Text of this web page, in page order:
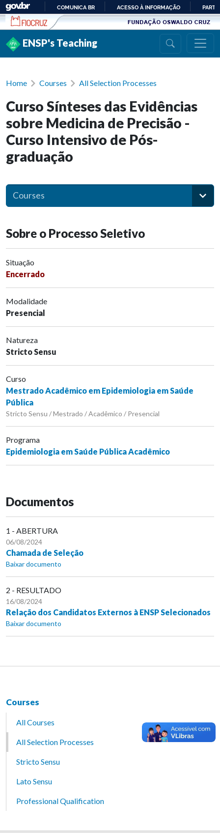
Ir para conteúdo
PARA
COMUNICA BR ACESSO À INFORMAÇÃO
ENSP's Teaching
Home Courses All Selection Processes
Curso Sínteses das Evidências
sobre Medicina de Precisão -
Curso Intensivo de Pós-
graduação
Courses
Sobre o Processo Seletivo
Situação
Encerrado
Modalidade
Presencial
Natureza
Stricto Sensu
Curso
Mestrado Acadêmico em Epidemiologia em Saúde
Pública
Stricto Sensu / Mestrado / Acadêmico / Presencial
Programa
Epidemiologia em Saúde Pública Acadêmico
Documentos
1 - ABERTURA
06/08/2024
Chamada de Seleção
Baixar documento
2 - RESULTADO
16/08/2024
Relação dos Candidatos Externos à ENSP Selecionados
Baixar documento
Courses
All Courses
All Selection Processes
Stricto Sensu
Lato Sensu
Professional Qualification